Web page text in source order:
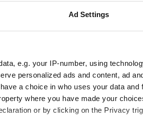
Ad Settings
e.g. your IP-number, using
personalized ads and content, ad
a choice in who uses your data and
where you have made your
or by clicking on the Privacy